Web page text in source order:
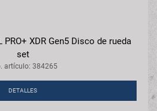
PRO+ XDR Gen5 Disco de rueda
set
artículo: 384265
DETALLES